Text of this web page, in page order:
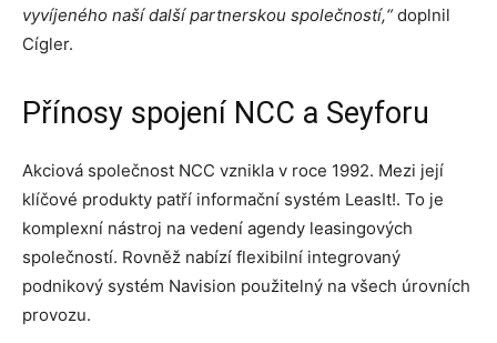
vyvíjeného naší další partnerskou společností,“doplnil
Cígler.
Přínosy spojení NCC a Seyforu
Akciová společnost NCC vznikla v roce 1992. Mezi její
klíčové produkty patří informační systém LeasIt!. To je
komplexní nástroj na vedení agendy leasingových
společností. Rovněž nabízí flexibilní integrovaný
podnikový systém Navision použitelný na všech úrovních
provozu.